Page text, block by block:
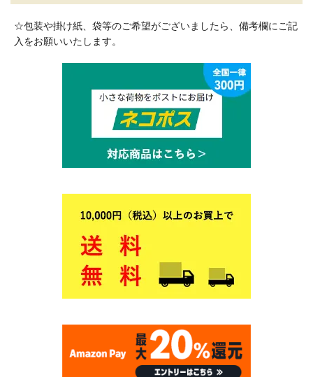
☆包装や掛け紙、袋等のご希望がございましたら、備考欄にご記
入をお願いいたします。